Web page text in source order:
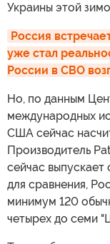
Украины этой
Россия
уже стал
России в СВО
Но, по данным
международных
США сейчас
Производитель
сейчас
для сравнения,
минимум 120
четырех до семи